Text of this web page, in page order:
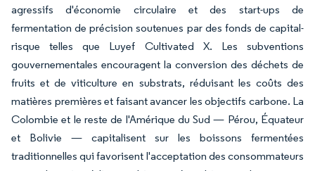
agressifs d'économie circulaire et des start-ups de
fermentation de précision soutenues par des fonds de capital-
risque telles que Luyef Cultivated X. Les subventions
gouvernementales encouragent la conversion des déchets de
fruits et de viticulture en substrats, réduisant les coûts des
matières premières et faisant avancer les objectifs carbone. La
Colombie et le reste de l'Amérique du Sud — Pérou, Équateur
et Bolivie — capitalisent sur les boissons fermentées
traditionnelles qui favorisent l'acceptation des consommateurs